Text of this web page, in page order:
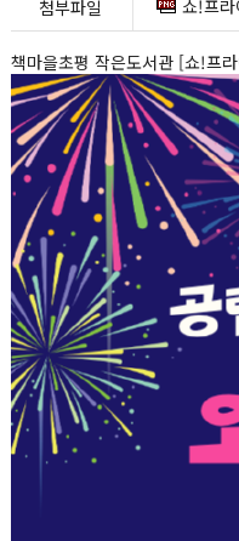
첨부파일 쇼!프
책마을초평 작은도서관 [쇼!프